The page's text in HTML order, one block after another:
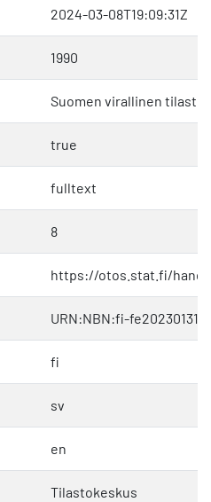
2024-03-08T19:09:31Z
1990
Suomen virallinen tilasto
true
fulltext
8
https://otos.stat.fi/
URN:NBN:fi-
fi
sv
en
Tilastokeskus